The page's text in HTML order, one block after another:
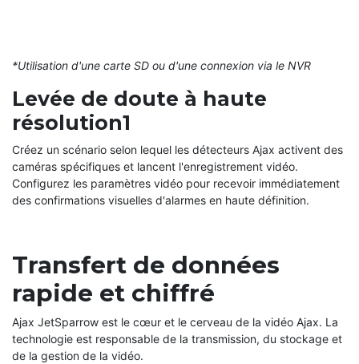
*Utilisation d'une carte SD ou d'une connexion via le NVR
Levée de doute à haute
résolution1
Créez un scénario selon lequel les détecteurs Ajax activent des
caméras spécifiques et lancent l'enregistrement vidéo.
Configurez les paramètres vidéo pour recevoir immédiatement
des confirmations visuelles d'alarmes en haute définition.
Transfert de données
rapide et chiffré
Ajax JetSparrow est le cœur et le cerveau de la vidéo Ajax. La
technologie est responsable de la transmission, du stockage et
de la gestion de la vidéo.